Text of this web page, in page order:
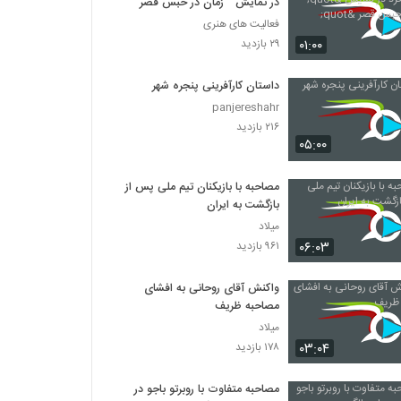
۰۱:۰۰
فعالیت های هنری
۲۹ بازدید
۰۵:۰۰
داستان کارآفرینی پنجره شهر
panjereshahr
۲۱۶ بازدید
۰۶:۰۳
مصاحبه با بازیکنان تیم ملی پس از
بازگشت به ایران
میلاد
۹۶۱ بازدید
۰۳:۰۴
واکنش آقای روحانی به افشای
مصاحبه ظریف
میلاد
۱۷۸ بازدید
مصاحبه متفاوت با روبرتو باجو در